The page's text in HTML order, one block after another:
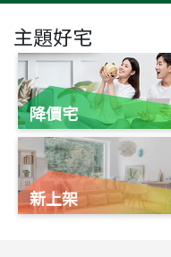
主題好宅
降價宅
新上架